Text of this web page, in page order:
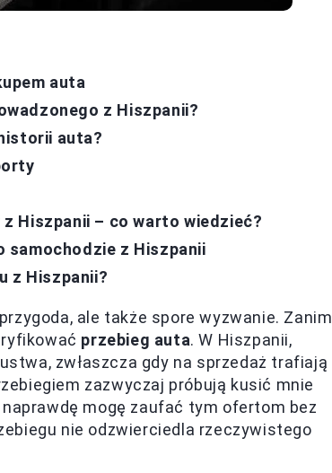
auta
z Hiszpanii?
auta?
Hiszpanii – co warto wiedzieć?
samochodzie z Hiszpanii
z Hiszpanii?
ale także spore wyzwanie. Zanim
przebieg auta. W Hiszpanii,
zwłaszcza gdy na sprzedaż trafiają
zazwyczaj próbują kusić mnie
mogę zaufać tym ofertom bez
nie odzwierciedla rzeczywistego